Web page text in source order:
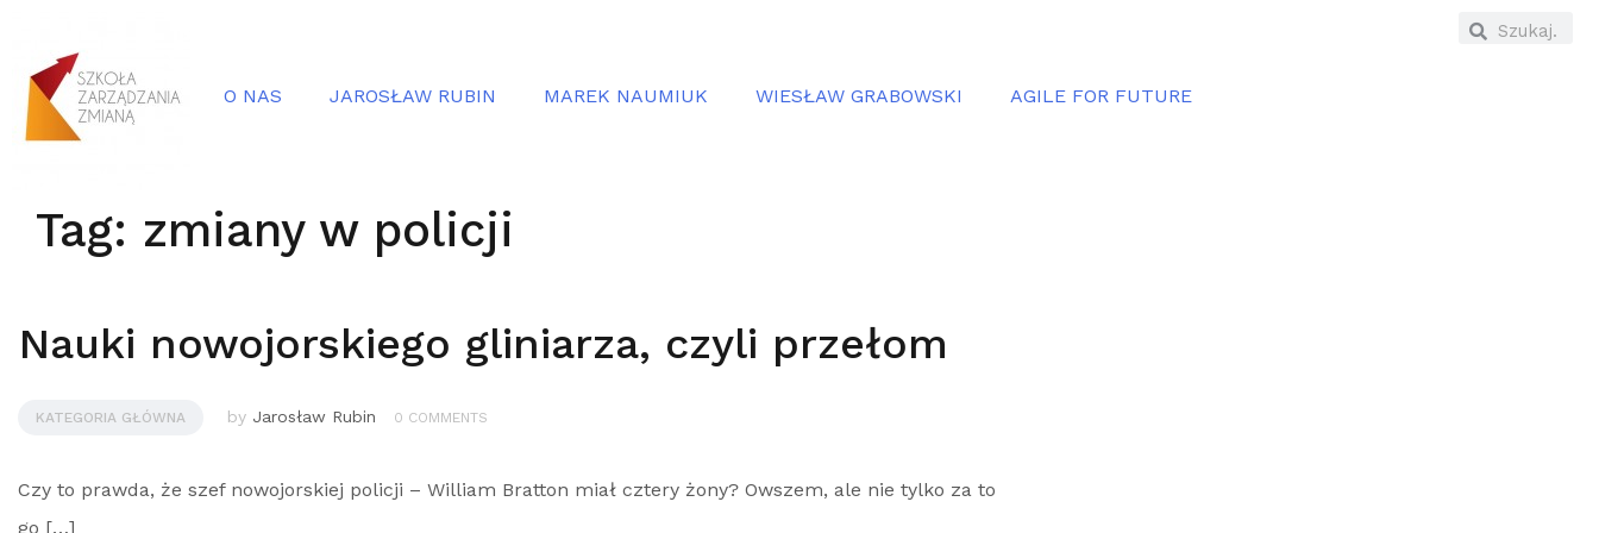
O NAS JAROSŁAW RUBIN MAREK NAUMIUK WIESŁAW GRABOWSKI AGILE FOR FUTURE
Tag: zmiany w policji
Nauki nowojorskiego gliniarza, czyli przełom
KATEGORIA GŁÓWNA by Jarosław Rubin 0 COMMENTS
Czy to prawda, że szef nowojorskiej policji – William Bratton miał cztery żony? Owszem, ale nie tylko za to
go […]